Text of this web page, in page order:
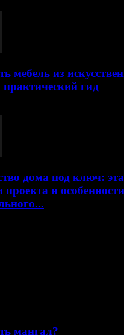
мебель из
гид
дома под ключ:
проекта и
мангал?